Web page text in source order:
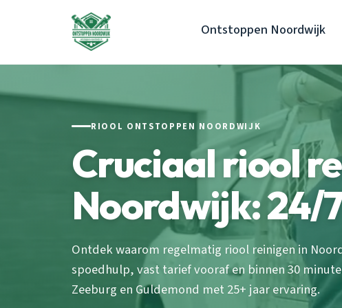
Ontstoppen Noordwijk
RIOOL ONTSTOPPEN NOORDWIJK
Cruciaal riool
Noordwijk: 24/
Ontdek waarom regelmatig riool reinigen in
spoedhulp, vast tarief vooraf en binnen 30
Zeeburg en Guldemond met 25+ jaar ervaring.